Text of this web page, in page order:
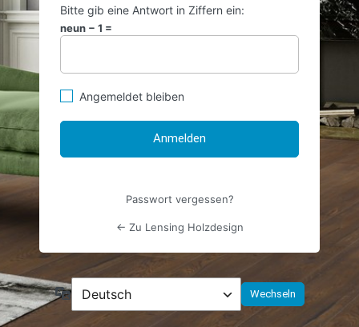
Bitte gib eine Antwort in Ziffern ein:
neun − 1 =
Angemeldet bleiben
Passwort vergessen?
← Zu Lensing Holzdesign
Sprache